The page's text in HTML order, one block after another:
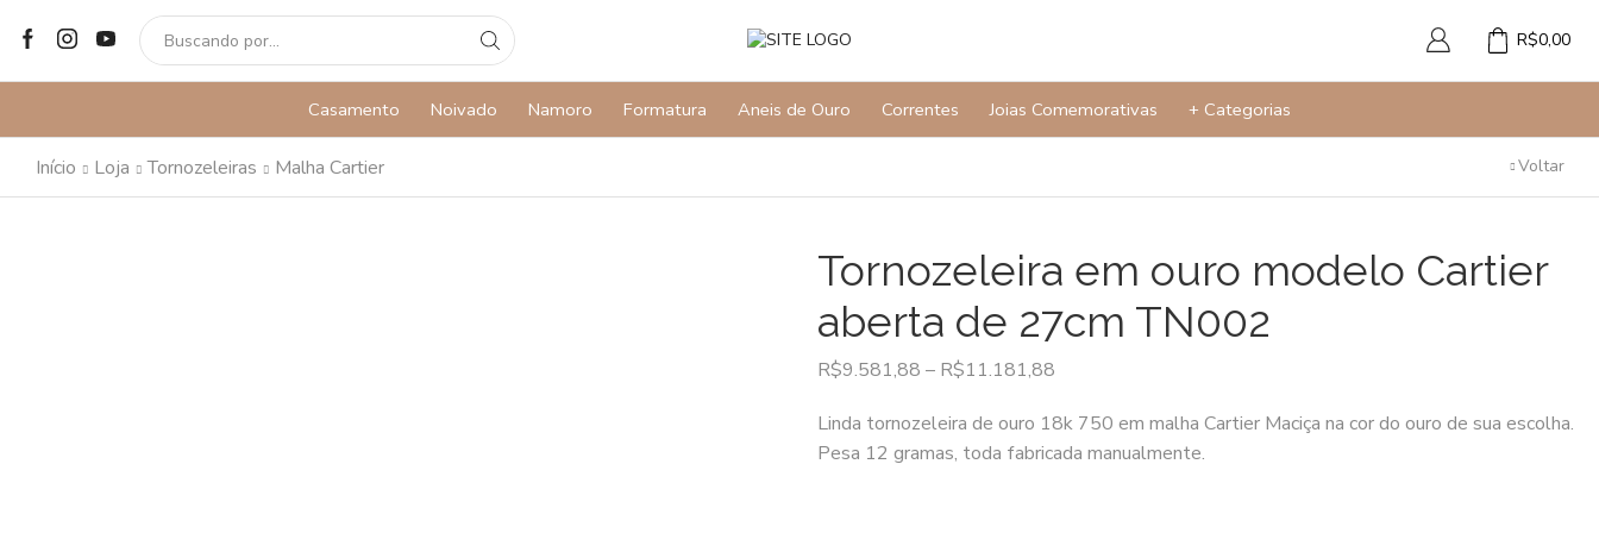
R$0,00
Casamento Noivado Namoro Formatura Aneis de Ouro Correntes Joias Comemorativas + Categorias
Início Loja Tornozeleiras Malha Cartier Voltar
Tornozeleira em ouro modelo Cartier
aberta de 27cm TN002
R$9.581,88 – R$11.181,88
Linda tornozeleira de ouro 18k 750 em malha Cartier Maciça na cor do ouro de sua escolha.
Pesa 12 gramas, toda fabricada manualmente.